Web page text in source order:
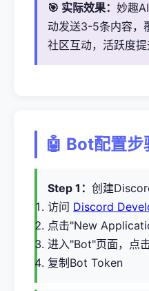
🎯 实际效果： 妙趣
动发送3-5条内容，
社区互动，活跃度提
🤖 Bot配置步
Step 1： 创建
访问 Discord
点击"New
进入"Bot"页面，点
复制Bot Token